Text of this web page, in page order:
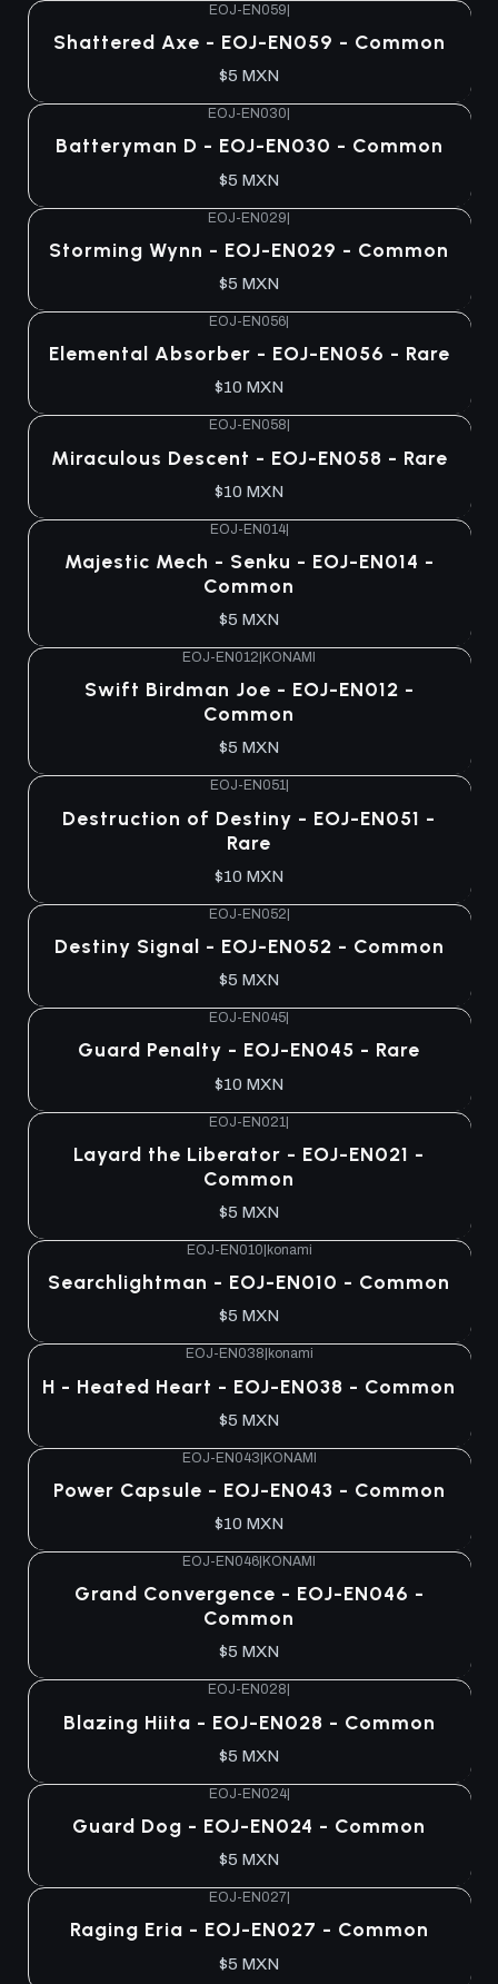
EOJ-EN059|
Shattered Axe - EOJ-EN059 - Common
$5 MXN
EOJ-EN030
Batteryman D - EOJ-EN030 - Common
$5 MXN
EOJ-EN029|
Storming Wynn - EOJ-EN029 - Common
$5 MXN
EOJ-EN056
Elemental Absorber - EOJ-EN056 - Rare
$10 MXN
EOJ-EN058
Miraculous Descent - EOJ-EN058 - Rare
$10 MXN
EOJ-EN014|
Majestic Mech - Senku - EOJ-EN014 -
Common
$5 MXN
EOJ-EN012 KONAMI
Swift Birdman Joe - EOJ-EN012 -
Common
$5 MXN
EOJ-EN051|
Destruction of Destiny - EOJ-EN051 -
Rare
$10 MXN
EOJ-EN052|
Destiny Signal - EOJ-EN052 - Common
$5 MXN
EOJ-EN045
Guard Penalty - EOJ-EN045 - Rare
$10 MXN
EOJ-EN021 |
Layard the Liberator - EOJ-EN021 -
Common
$5 MXN
EOJ-EN010 konami
Searchlightman - EOJ-EN010 - Common
$5 MXN
EOJ-EN038 konami
H - Heated Heart - EOJ-EN038 - Common
$5 MXN
EOJ-EN043|KONAMI
Power Capsule - EOJ-EN043 - Common
$10 MXN
EOJ-EN046 KONAMI
Grand Convergence - EOJ-EN046 -
Common
$5 MXN
EOJ-EN028
Blazing Hiita - EOJ-EN028 - Common
$5 MXN
EOJ-EN024|
Guard Dog - EOJ-EN024 - Common
$5 MXN
EOJ-EN027|
Raging Eria - EOJ-EN027 - Common
$5 MXN